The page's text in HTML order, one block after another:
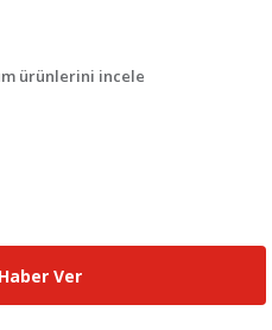
ürünlerini incele
Ver